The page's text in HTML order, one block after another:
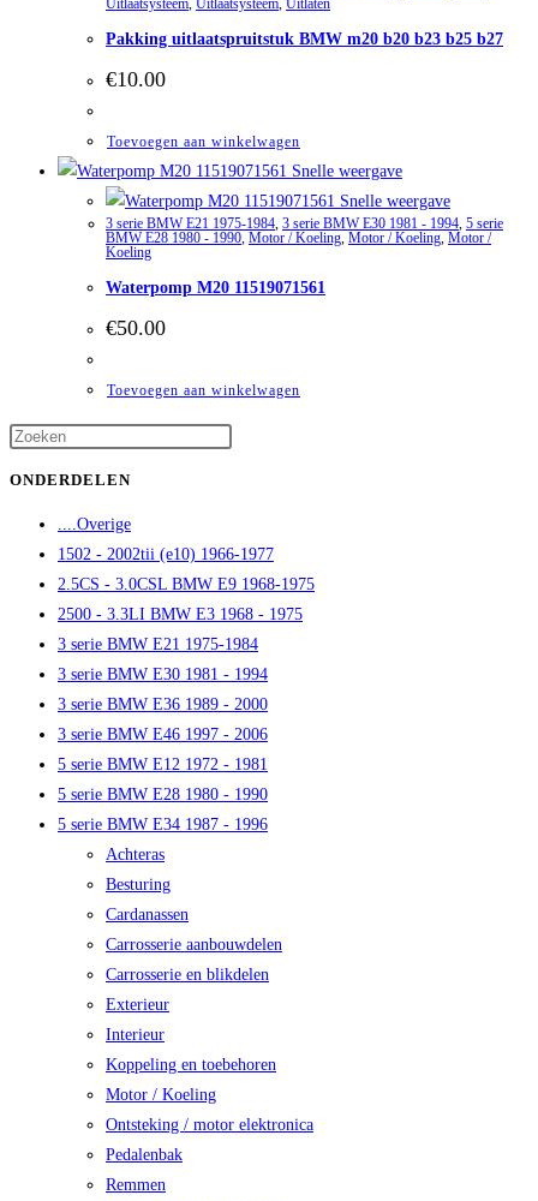
Pakking uitlaatspruitstuk BMW m20 b20 b23 b25 b27
€10.00
Toevoegen aan winkelwagen
Snelle weergave
Snelle weergave
3 serie BMW E21 1975-1984 3 serie BMW E30 1981 - 1994 5 serie
BMW E28 1980 - 1990 Motor / Koeling Motor / Koeling Motor /
Koeling
Waterpomp M20 11519071561
€50.00
Toevoegen aan winkelwagen
het
zoekpaneel
te
sluiten.
ONDERDELEN
....Overige
1502 - 2002tii (e10) 1966-1977
2.5CS - 3.0CSL BMW E9 1968-1975
2500 - 3.3LI BMW E3 1968 - 1975
3 serie BMW E21 1975-1984
3 serie BMW E30 1981 - 1994
3 serie BMW E36 1989 - 2000
3 serie BMW E46 1997 - 2006
5 serie BMW E12 1972 - 1981
5 serie BMW E28 1980 - 1990
5 serie BMW E34 1987 - 1996
Achteras
Besturing
Cardanassen
Carrosserie aanbouwdelen
Carrosserie en blikdelen
Exterieur
Interieur
Koppeling en toebehoren
Motor / Koeling
Ontsteking / motor elektronica
Pedalenbak
Remmen